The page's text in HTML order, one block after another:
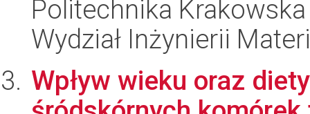
Politechnika
Wydział Inżynierii
Wpływ wieku oraz